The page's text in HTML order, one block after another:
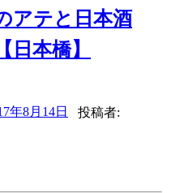
アテと日本酒
日本橋】
年8月14日 投稿者: